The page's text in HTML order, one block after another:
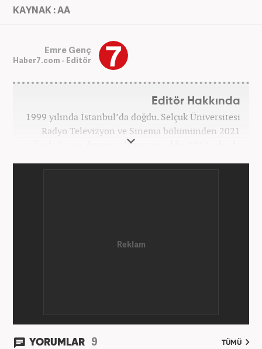
KAYNAK : AA
Emre Genç
Haber7.com - Editör
Editör Hakkında
1999 yılında İstanbul’da doğdu. Selçuk Üniversitesi
Radyo Televizyon ve Sinema bölümünden 2021
yılında lisans derecesiyle mezun oldu. 2017 yılında
Kanal 7 Medya Grubu’na bağlı Haber7.com’da editör
YORUMLAR 9 TÜMÜ